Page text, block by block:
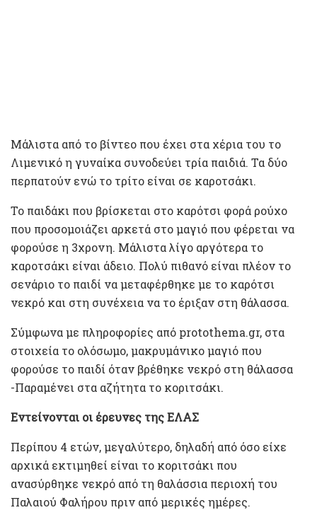
Μάλιστα από το βίντεο που έχει στα χέρια του το
Λιμενικό η γυναίκα συνοδεύει τρία παιδιά. Τα δύο
περπατούν ενώ το τρίτο είναι σε καροτσάκι.
Το παιδάκι που βρίσκεται στο καρότσι φορά ρούχο
που προσομοιάζει αρκετά στο μαγιό που φέρεται να
φορούσε η 3χρονη. Mάλιστα λίγο αργότερα το
καροτσάκι είναι άδειο. Πολύ πιθανό είναι πλέον το
σενάριο το παιδί να μεταφέρθηκε με το καρότσι
νεκρό και στη συνέχεια να το έριξαν στη θάλασσα.
Σύμφωνα με πληροφορίες από protothema.gr, στα
στοιχεία το ολόσωμο, μακρυμάνικο μαγιό που
φορούσε το παιδί όταν βρέθηκε νεκρό στη θάλασσα
-Παραμένει στα αζήτητα το κοριτσάκι.
Εντείνονται οι έρευνες της ΕΛΑΣ
Περίπου 4 ετών, μεγαλύτερο, δηλαδή από όσο είχε
αρχικά εκτιμηθεί είναι το κοριτσάκι που
ανασύρθηκε νεκρό από τη θαλάσσια περιοχή του
Παλαιού Φαλήρου πριν από μερικές ημέρες.